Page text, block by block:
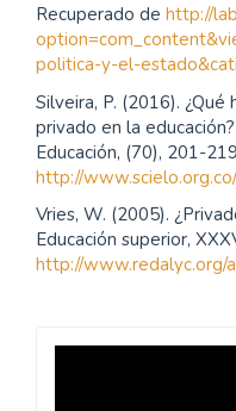
Recuperado de http://
politica-y-el-
Silveira, P. (2016).
privado en la
Educación, (70), 201-
http://
Vries, W. (2005).
Educación superior,
http://www.redalyc.org/
Revista